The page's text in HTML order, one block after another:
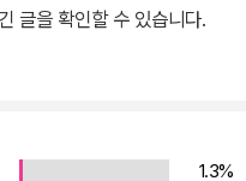
글을 확인할 수 있습니다.
1.3%